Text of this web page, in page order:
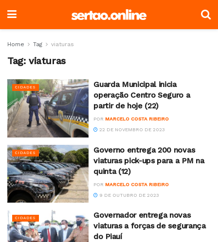
Home Tag viaturas
Tag: viaturas
CIDADES
Guarda Municipal inicia
operação Centro Seguro a
partir de hoje (22)
POR MARCELO COSTA RIBEIRO
22 DE NOVEMBRO DE 2023
CIDADES
Governo entrega 200 novas
viaturas pick-ups para a PM na
quinta (12)
POR MARCELO COSTA RIBEIRO
9 DE OUTUBRO DE 2023
CIDADES
Governador entrega novas
viaturas a forças de segurança
do Piauí